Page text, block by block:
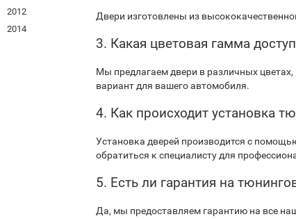
2012
2014
Двери изготовлены из
3. Какая цветовая гамма
Мы предлагаем двери в различных
вариант для вашего автомобиля.
4. Как происходит установка
Установка дверей производится с
обратиться к специалисту для
5. Есть ли гарантия на
Да, мы предоставляем гарантию на все